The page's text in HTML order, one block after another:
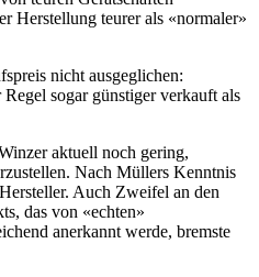
Herstellung teurer als «normaler»
nicht ausgeglichen:
sogar günstiger verkauft als
aktuell noch gering,
Nach Müllers Kenntnis
Auch Zweifel an den
das von «echten»
anerkannt werde, bremste